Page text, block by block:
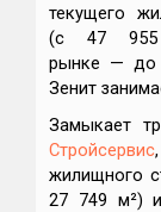
текущего
(с 47
рынке — до
Зенит
Замыкает
Стройсервис
жилищного
27 749 м²)